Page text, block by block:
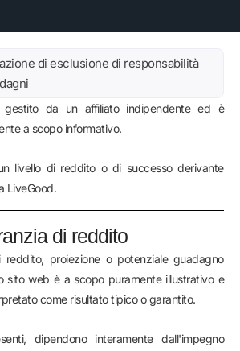
di esclusione di responsabilità
da un affiliato indipendente ed è
a scopo informativo.
livello di reddito o di successo derivante
LiveGood.
di reddito
reddito, proiezione o potenziale guadagno
sito web è a scopo puramente illustrativo e
come risultato tipico o garantito.
dipendono interamente dall'impegno